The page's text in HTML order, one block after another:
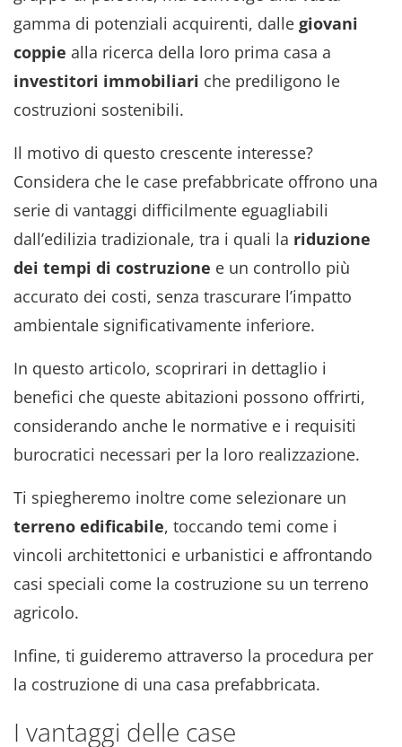
gamma di potenziali acquirenti, dalle giovani
coppie alla ricerca della loro prima casa a
investitori immobiliari che prediligono le
costruzioni sostenibili.
Il motivo di questo crescente interesse?
Considera che le case prefabbricate offrono una
serie di vantaggi difficilmente eguagliabili
dall’edilizia tradizionale, tra i quali la riduzione
dei tempi di costruzione e un controllo più
accurato dei costi, senza trascurare l’impatto
ambientale significativamente inferiore.
In questo articolo, scoprirari in dettaglio i
benefici che queste abitazioni possono offrirti,
considerando anche le normative e i requisiti
burocratici necessari per la loro realizzazione.
Ti spiegheremo inoltre come selezionare un
terreno edificabile, toccando temi come i
vincoli architettonici e urbanistici e affrontando
casi speciali come la costruzione su un terreno
agricolo.
Infine, ti guideremo attraverso la procedura per
la costruzione di una casa prefabbricata.
I vantaggi delle case